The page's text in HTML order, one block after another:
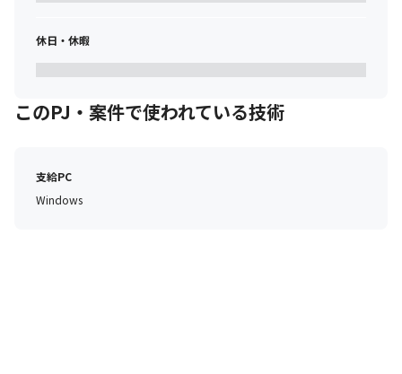
休日・休暇
このPJ・案件で使われている技術
支給PC
Windows